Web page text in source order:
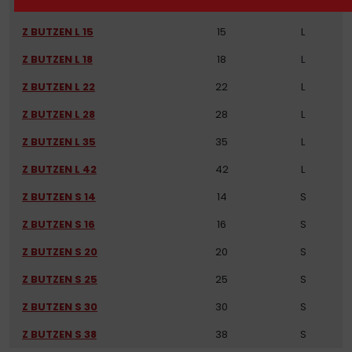
Z BUTZEN L 15
15
L
Z BUTZEN L 18
18
L
Z BUTZEN L 22
22
L
Z BUTZEN L 28
28
L
Z BUTZEN L 35
35
L
Z BUTZEN L 42
42
L
Z BUTZEN S 14
14
S
Z BUTZEN S 16
16
S
Z BUTZEN S 20
20
S
Z BUTZEN S 25
25
S
Z BUTZEN S 30
30
S
Z BUTZEN S 38
38 S